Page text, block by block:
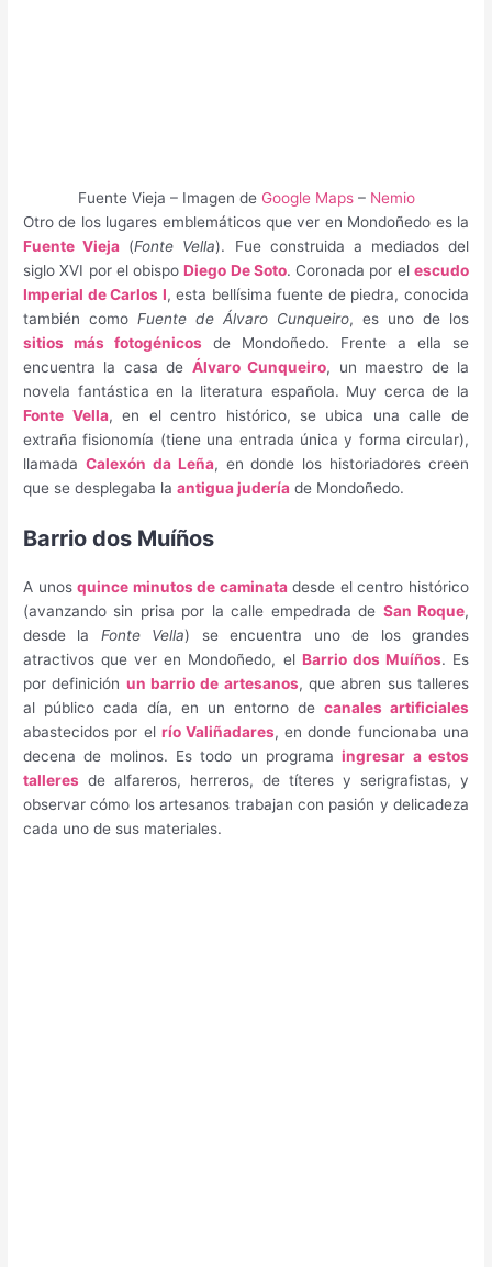
Fuente Vieja – Imagen de Google Maps– Nemio
Otro de los lugares emblemáticos que ver en Mondoñedo es la
Fuente Vieja (Fonte Vella). Fue construida a mediados del
siglo XVI por el obispoDiego De Soto. Coronada por el escudo
Imperial de Carlos I, esta bellísima fuente de piedra, conocida
también comoFuente de Álvaro Cunqueiro, es uno de los
sitios más fotogénicos de Mondoñedo. Frente a ella se
encuentra la casa de Álvaro Cunqueiro, un maestro de la
novela fantástica en la literatura española. Muy cerca de la
Fonte Vella, en el centro histórico, se ubica una calle de
extraña fisionomía (tiene una entrada única y forma circular),
llamada Calexón da Leña, en donde los historiadores creen
que se desplegaba laantigua judería de Mondoñedo.
Barrio dos Muíños
A unosquince minutos de caminatadesde el centro histórico
(avanzando sin prisa por la calle empedrada de San Roque,
desde la Fonte Vella) se encuentra uno de los grandes
atractivos que ver en Mondoñedo, el Barrio dos Muíños. Es
por definición un barrio de artesanos, que abren sus talleres
al público cada día, en un entorno de canales artificiales
abastecidos por el río Valiñadares, en donde funcionaba una
decena de molinos. Es todo un programaingresar a estos
talleres de alfareros, herreros, de títeres y serigrafistas, y
observar cómo los artesanos trabajan con pasión y delicadeza
cada uno de sus materiales.